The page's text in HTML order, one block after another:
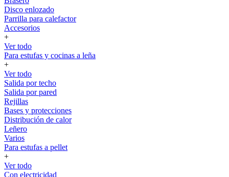
Disco enlozado
Parrilla para calefactor
Accesorios
+
Ver todo
Para estufas y cocinas a leña
+
Ver todo
Salida por techo
Salida por pared
Rejillas
Bases y protecciones
Distribución de calor
Leñero
Varios
Para estufas a pellet
+
Ver todo
Con electricidad